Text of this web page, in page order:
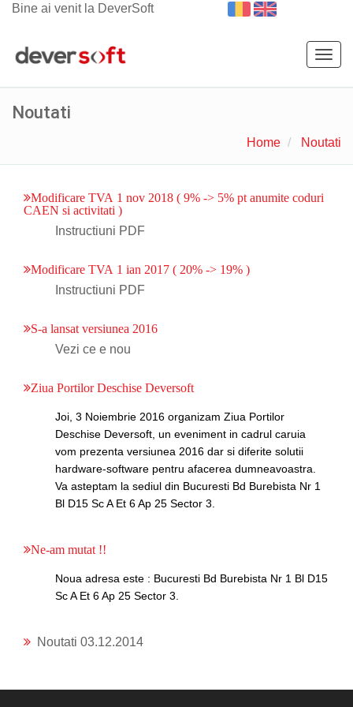
Bine ai venit la DeverSoft
Noutati
Home Noutati
Modificare TVA 1 nov 2018 ( 9% -> 5% pt anumite coduri
CAEN si activitati )
Instructiuni PDF
Modificare TVA 1 ian 2017 ( 20% -> 19% )
Instructiuni PDF
S-a lansat versiunea 2016
Vezi ce e nou
Ziua Portilor Deschise Deversoft
Joi, 3 Noiembrie 2016 organizam Ziua Portilor
Deschise Deversoft, un eveniment in cadrul caruia
vom prezenta versiunea 2016 dar si diferite solutii
hardware-software pentru afacerea dumneavoastra.
Va asteptam la sediul din Bucuresti Bd Burebista Nr 1
Bl D15 Sc A Et 6 Ap 25 Sector 3.
Ne-am mutat !!
Noua adresa este : Bucuresti Bd Burebista Nr 1 Bl D15
Sc A Et 6 Ap 25 Sector 3.
Noutati 03.12.2014